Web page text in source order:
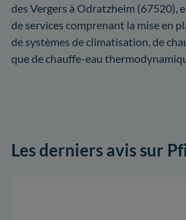
des Vergers à Odratzheim (67520),
de services comprenant la mise en
de systèmes de climatisation, de
que de chauffe-eau
Les derniers avis sur